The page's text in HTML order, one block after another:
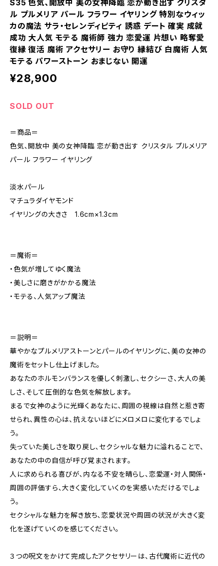
S35 色気、開放中 美の女神降臨 恋が動き出す クリスタ
ル プルメリア パール フラワー イヤリング 特別なウィッ
カの魔法 サラ・セレンディピティ 誘惑 デート 確実 成就
成功 大人気 モテる 魔術師 強力 恋愛運 片想い 略奪愛
復縁 復活 魔術 アクセサリー お守り 縁結び 白魔術 人気
モテる パワーストーン おまじない 開運
¥28,900
SOLD OUT
＝商品＝
色気、開放中 美の女神降臨 恋が動き出す クリスタル プルメリア
パール フラワー イヤリング
淡水パール
マチュラダイヤモンド
イヤリングの大きさ 1.6cm×1.3cm
＝魔術＝
・色気が増してゆく魔法
・美しさに磨きがかかる魔法
・モテる、人気アップ魔法
＝説明＝
華やかなプルメリアストーンとパールのイヤリングに、美の女神の
魔術をセットし仕上げました。
あなたのホルモンバランスを優しく刺激し、セクシーさ、大人の美
しさ、そして圧倒的な色気を解放します。
まるで女神のように光輝くあなたに、周囲の視線は自然と惹き寄
せられ、異性の心は、抗えないほどにメロメロに変化するでしょ
う。
失っていた美しさを取り戻し、セクシャルな魅力に溢れることで、
あなたの中の自信が呼び覚まされます。
人に求められる喜びが、内なる不安を晴らし、恋愛運・対人関係・
周囲の評価すら、大きく変化していくのを実感いただけるでしょ
う。
セクシャルな魅力を解き放ち、恋愛状況や周囲の状況が大きく変
化を遂げていくのを感じてください。
３つの呪文をかけて完成したアクセサリーは、古代魔術に近代の